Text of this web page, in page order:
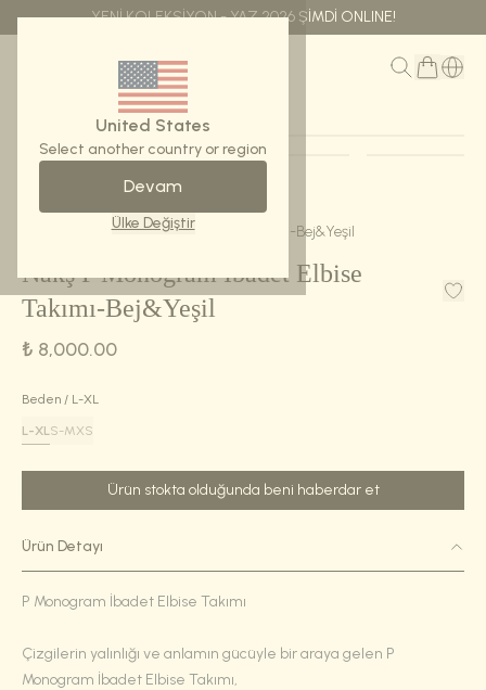
United States
Select another country or region
Devam
Ülke Değiştir
YENİ KOLEKSİYON - YAZ 2026 ŞİMDİ ONLINE!
STOKTA YOK
Ana Sayfa
Ürünler
Nakş P Monogram Ibadet Elbise Takımı-Bej&Yeşil
Nakş P Monogram Ibadet Elbise
Takımı-Bej&Yeşil
₺ 8,000.00
Beden / L-XL
L-XL S-MXS
Ürün stokta olduğunda beni haberdar et
Ürün Detayı
P Monogram İbadet Elbise Takımı
Çizgilerin yalınlığı ve anlamın gücüyle bir araya gelen P
Monogram İbadet Elbise Takımı,